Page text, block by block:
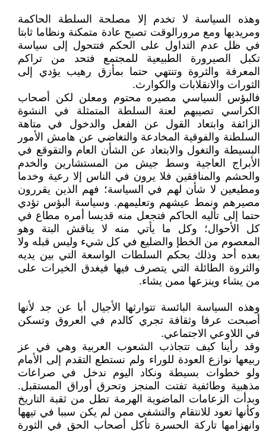
وهذه السياسة لا تخدم إلا مصلحة السلطة الحاكمة
ومريديها ومع مرورالوقت تصبح عادة متمكنة ونظاما ثابتا
في ظل عدم التداول على الحكم فتتحول إلى سياسة
تكبل الصيرورة الطبيعية للمجتمع فتحد من تراكم
المعرفة والثروة وتنتهي حتما بمأزق رهيب يؤدي إلى
الثورات والانقلابات والكوارث.
فالبؤس السياسي مصيره محتوم ومعلن لكن أصحاب
الكراسي تصيبهم لعنة السلطة المتمثلة في النشوة
الزائفة وابتعاد القول عن الفعل والدخول في متاهة
السلطنة والفوقية المخادعة والتغاضي عن هامش الأمور
البسيطة والتغول والابتعاد عن الشأن العام والتقوقع في
الأبراج العاجية وسط جيش من المستشارين والخدم
والحشم والمنافقين فلا يرون في الناس إلا رعية وخدما
ومطيعين لا شأن لهم في السياسة؛ فهم الذين يقررون
مصيرهم ونمط عيشهم وتعليمهم. وسياسة البؤس تؤدي
حتما إلى تأليه الحاكم فتجعل منه قديسا أمره مطاع في
كل الأحوال؛ وكل ما يأتي منه لا يناقش البتة وهو
المعصوم من الخطإ والضليع في كل شيء وليس قبله ولا
بعده أحد وذلك بحكم السلطات الواسعة التي بين يديه
والثروة الطائلة التي يتصرف فيها فيغدق الخيرات على
من يشاء وينزعها ممن يشاء.
وهذه السياسة البائسة تتوارثها الأجيال أبا عن جد لأنها
أصبحت عرفا وثقافة تجري كالدم في العروق وتسكن
في اللاوعي الاجتماعي.
وقد رأينا كيف تتجاذب الشعوب العربية وهي في عز
ربيعها نوازع العودة للوراء ولم نستطع التقدم إلى الأمام
ولو خطوات بسيطة ونكاد اليوم ندخل في صراعات
مذهبية وطائفية تفتت المنجز وتحرق أوراق المستقبل.
وبدأت الزعامات الماضوية الهرمة تطل من ثقبة التاريخ
وكأنها تعود للانتقام والتشفي ممن لم يكن سببا في تيهها
وانهزامها تاركة الحسرة تأكل أصحاب الحق في الثورة